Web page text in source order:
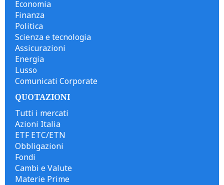
Economia
Finanza
Politica
Scienza e tecnologia
Assicurazioni
Energia
Lusso
Comunicati Corporate
QUOTAZIONI
Tutti i mercati
Azioni Italia
ETF ETC/ETN
Obbligazioni
Fondi
Cambi e Valute
Materie Prime